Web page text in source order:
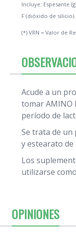
Incluye: Espesante
F (dióxido de silicio).
(*) VRN = Valor de
Acude a un
tomar AMINO
período de
Se trata de
y estearato de
Los
utilizarse
OPINIONES